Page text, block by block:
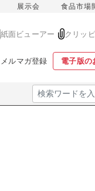
展示会 食品市場
紙面ビューアー クリッ
メルマガ登録 電子版の